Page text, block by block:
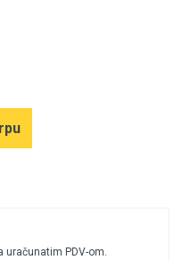
uračunatim PDV-om.